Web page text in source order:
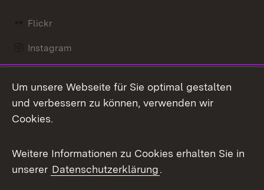
Flickr
Instagram
Mastodon
Messenger
Social Wall
X / Twitter
Um unsere Webseite für Sie optimal gestalten
und verbessern zu können, verwenden wir
Cookies.
Weitere Informationen zu Cookies erhalten Sie in
unserer Datenschutzerklärung.